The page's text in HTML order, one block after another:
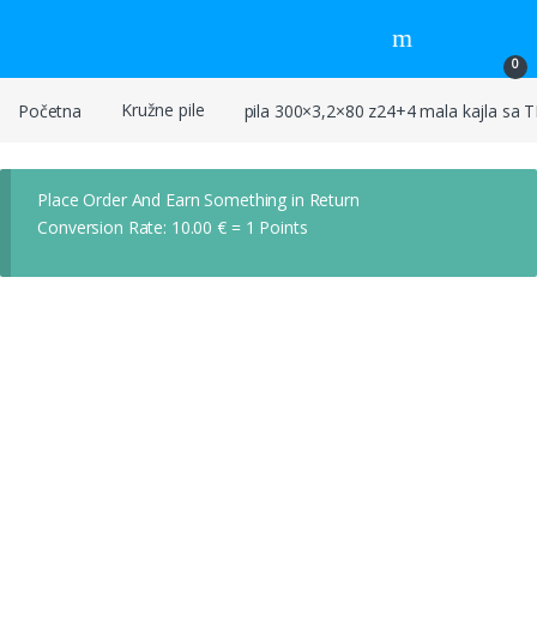
0
Početna Kružne pile pila 300×3,2×80 z24+4 mala kajla sa
Place Order And Earn Something in Return
Conversion Rate: 10.00€= 1 Points